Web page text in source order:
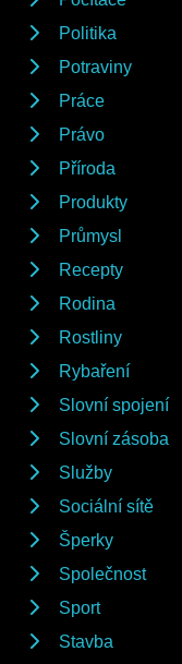
Politika
Potraviny
Práce
Právo
Příroda
Produkty
Průmysl
Recepty
Rodina
Rostliny
Rybaření
Slovní spojení
Slovní zásoba
Služby
Sociální sítě
Šperky
Společnost
Sport
Stavba